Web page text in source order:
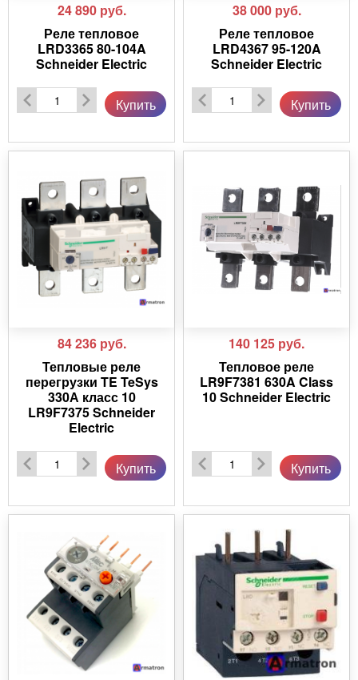
24 890 руб.
Реле тепловое
LRD3365 80-104A
Schneider Electric
Купить
38 000 руб.
Реле тепловое
LRD4367 95-120A
Schneider Electric
Купить
84 236 руб.
Тепловые реле
перегрузки TE TeSys
330А класс 10
LR9F7375 Schneider
Electric
Купить
140 125 руб.
Тепловое реле
LR9F7381 630A Class
10 Schneider Electric
Купить